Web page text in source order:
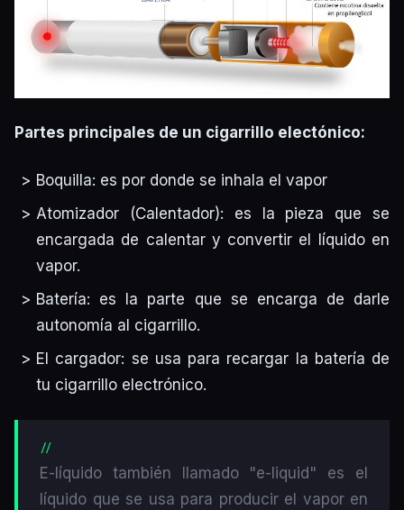
Partes principales de un cigarrillo electónico:
Boquilla: es por donde se inhala el vapor
Atomizador (Calentador): es la pieza que se
encargada de calentar y convertir el líquido en
vapor.
Batería: es la parte que se encarga de darle
autonomía al cigarrillo.
El cargador: se usa para recargar la batería de
tu cigarrillo electrónico.
E-líquido también llamado "e-liquid" es el
líquido que se usa para producir el vapor en